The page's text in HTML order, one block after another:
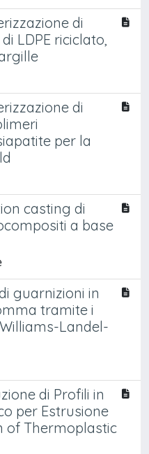
di
LDPE riciclato,
di
per la
casting di
a base
guarnizioni in
tramite i
Landel-
di Profili in
per Estrusione
of Thermoplastic